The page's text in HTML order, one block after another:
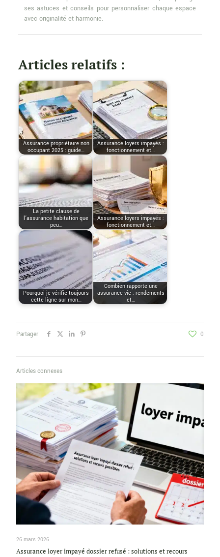
ses astuces et conseils pour personnaliser chaque espace
avec originalité et harmonie.
Articles relatifs :
Assurance propriétaire non
occupant 2025 : guide…
Assurance loyers impayés :
fonctionnement et…
La petite clause de
l’assurance habitation que
peu…
Assurance loyers impayés :
fonctionnement et…
Pourquoi je vérifie toujours
cette ligne sur mon…
Combien rapporte une
assurance vie : rendements
et…
Partager 0
Articles connexes
26 mars 2026
Assurance loyer impayé dossier refusé : solutions et recours